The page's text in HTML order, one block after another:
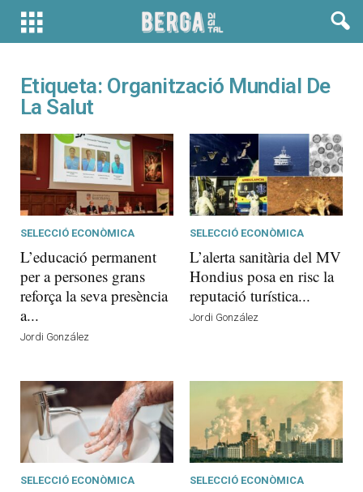
Etiqueta: Organització Mundial De
La Salut
SELECCIÓ ECONÒMICA
L’educació permanent
per a persones grans
reforça la seva presència
a...
Jordi González
SELECCIÓ ECONÒMICA
L’alerta sanitària del MV
Hondius posa en risc la
reputació turística...
Jordi González
SELECCIÓ ECONÒMICA SELECCIÓ ECONÒMICA